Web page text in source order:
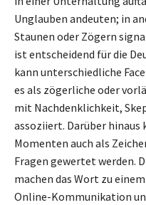
Unglauben andeuten; in
Staunen oder Zögern
ist entscheidend für die
kann unterschiedliche
es als zögerliche oder
mit Nachdenklichkeit,
assoziiert. Darüber hinaus
Momenten auch als
Fragen gewertet werden.
machen das Wort zu
Online-Kommunikation